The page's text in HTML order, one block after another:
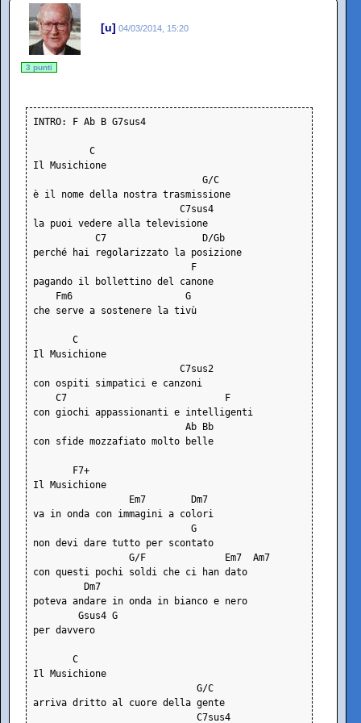
[u] 04/03/2014, 15:20
3 punti
INTRO: F Ab B G7sus4
          C
Il Musichione
                              G/C
è il nome della nostra trasmissione
                          C7sus4
la puoi vedere alla televisione
           C7                 D/Gb
perché hai regolarizzato la posizione
                            F
pagando il bollettino del canone
    Fm6                    G
che serve a sostenere la tivù
       C
Il Musichione
                          C7sus2
con ospiti simpatici e canzoni
    C7                            F
con giochi appassionanti e intelligenti
                           Ab Bb
con sfide mozzafiato molto belle
       F7+
Il Musichione
                 Em7        Dm7
va in onda con immagini a colori
                            G
non devi dare tutto per scontato
                 G/F              Em7  Am7
con questi pochi soldi che ci han dato
         Dm7
poteva andare in onda in bianco e nero
        Gsus4 G
per davvero
       C
Il Musichione
                             G/C
arriva dritto al cuore della gente
                             C7sus4